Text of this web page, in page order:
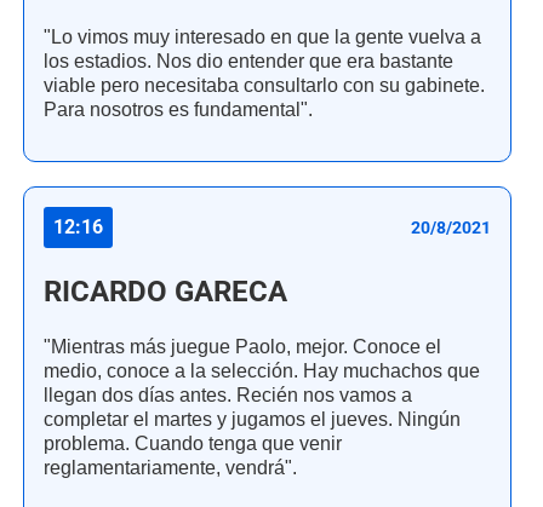
"Lo vimos muy interesado en que la gente vuelva a
los estadios. Nos dio entender que era bastante
viable pero necesitaba consultarlo con su gabinete.
Para nosotros es fundamental".
12:16 20/8/2021
RICARDO GARECA
"Mientras más juegue Paolo, mejor. Conoce el
medio, conoce a la selección. Hay muchachos que
llegan dos días antes. Recién nos vamos a
completar el martes y jugamos el jueves. Ningún
problema. Cuando tenga que venir
reglamentariamente, vendrá".